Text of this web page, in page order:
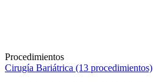
Procedimientos
Cirugía Bariátrica (13 procedimientos)